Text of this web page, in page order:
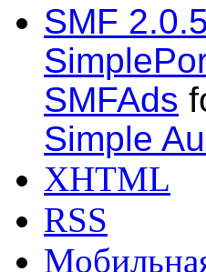
SMF 2.0.5
SMFAds
Simple
XHTML
RSS